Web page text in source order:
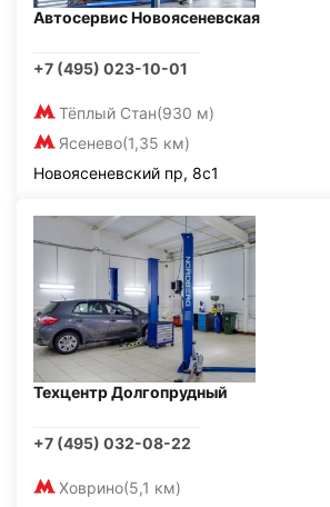
Автосервис Новоясеневская
+7 (495) 023-10-01
Тёплый Стан(930 м)
Ясенево(1,35 км)
Новоясеневский пр, 8с1
Техцентр Долгопрудный
+7 (495) 032-08-22
Ховрино(5,1 км)